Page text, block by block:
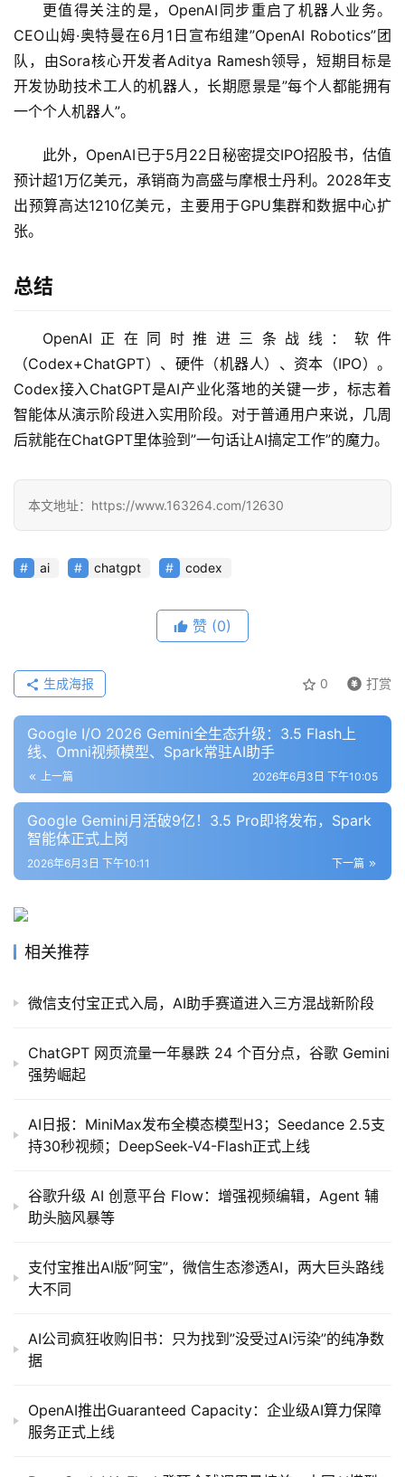
I
日
报
源
项
目
应
行
业
/
好
程
框
架
告
登录 注册
更值得关注的是，OpenAI同步重启了机器人业务。
CEO山姆·奥特曼在6月1日宣布组建”OpenAI Robotics”团
队，由Sora核心开发者Aditya Ramesh领导，短期目标是
开发协助技术工人的机器人，长期愿景是”每个人都能拥有
一个个人机器人”。
此外，OpenAI已于5月22日秘密提交IPO招股书，估值
预计超1万亿美元，承销商为高盛与摩根士丹利。2028年支
出预算高达1210亿美元，主要用于GPU集群和数据中心扩
张。
总结
OpenAI正在同时推进三条战线：软件
（Codex+ChatGPT）、硬件（机器人）、资本（IPO）。
Codex接入ChatGPT是AI产业化落地的关键一步，标志着
智能体从演示阶段进入实用阶段。对于普通用户来说，几周
后就能在ChatGPT里体验到”一句话让AI搞定工作”的魔力。
本文地址：https://www.163264.com/12630
ai chatgpt codex
赞 (0)
0 打赏
生成海报
Google I/O 2026 Gemini全生态升级：3.5 Flash上
线、Omni视频模型、Spark常驻AI助手
上一篇 2026年6月3日 下午10:05
Google Gemini月活破9亿！3.5 Pro即将发布，Spark
智能体正式上岗
下一篇
2026年6月3日 下午10:11
相关推荐
微信支付宝正式入局，AI助手赛道进入三方混战新阶段
ChatGPT 网页流量一年暴跌 24 个百分点，谷歌 Gemini
强势崛起
AI日报：MiniMax发布全模态模型H3；Seedance 2.5支
持30秒视频；DeepSeek-V4-Flash正式上线
谷歌升级 AI 创意平台 Flow：增强视频编辑，Agent 辅
助头脑风暴等
支付宝推出AI版”阿宝”，微信生态渗透AI，两大巨头路线
大不同
AI公司疯狂收购旧书：只为找到”没受过AI污染”的纯净数
据
OpenAI推出Guaranteed Capacity：企业级AI算力保障
服务正式上线